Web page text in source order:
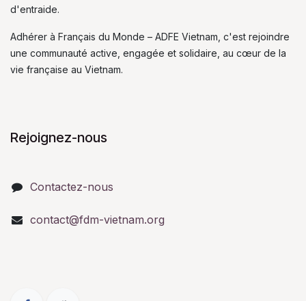
d'entraide.
Adhérer à Français du Monde – ADFE Vietnam, c'est rejoindre
une communauté active, engagée et solidaire, au cœur de la
vie française au Vietnam.
Rejoignez-nous
Contactez-nous
contact@fdm-vietnam.org